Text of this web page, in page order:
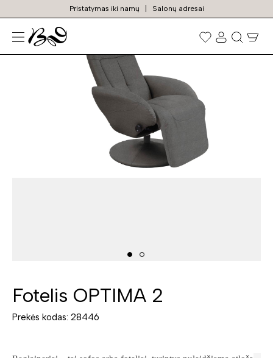
Pristatymas iki namų Salonų adresai
Prekių
paieška
N
Fotelis OPTIMA 2
Prekės kodas: 28446